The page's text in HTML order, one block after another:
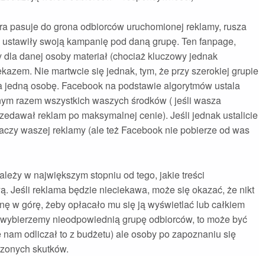
pasuje do grona odbiorców uruchomionej reklamy, rusza
swoją kampanię pod daną grupę. Ten fanpage,
danej osoby materiał (chociaż kluczowy jednak
Nie martwcie się jednak, tym, że przy szerokiej grupie
osobę. Facebook na podstawie algorytmów ustala
razem wszystkich waszych środków ( jeśli wasza
reklam po maksymalnej cenie). Jeśli jednak ustalicie
waszej reklamy (ale też Facebook nie pobierze od was
w największym stopniu od tego, jakie treści
Jeśli reklama będzie nieciekawa, może się okazać, że nikt
w górę, żeby opłacało mu się ją wyświetlać lub całkiem
nieodpowiednią grupę odbiorców, to może być
odliczał to z budżetu) ale osoby po zapoznaniu się
skutków.